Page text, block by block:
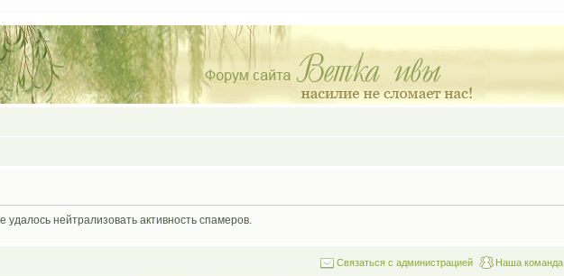
нейтрализовать активность спамеров.
Наша команда
Связаться с администрацией